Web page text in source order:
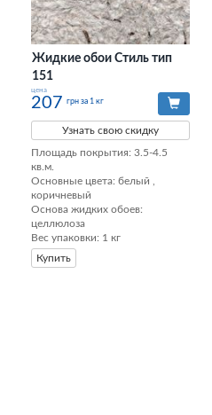
Жидкие обои Стиль тип
151
цена
207 грн за 1 кг
Узнать свою скидку
Площадь покрытия: 3.5-4.5
кв.м.
Основные цвета: белый ,
коричневый
Основа жидких обоев:
целлюлоза
Вес упаковки: 1 кг
Купить